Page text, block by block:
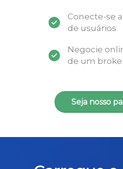
Conecte-se
de usuários
Negocie
de um
Seja nosso